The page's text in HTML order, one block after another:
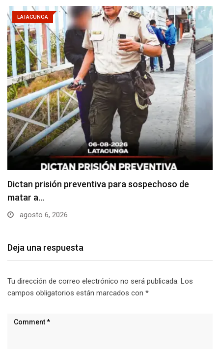
LATACUNGA
Usuarios madrugan y hacen largas filas para
obtener…
agosto 6, 2026
Deja una respuesta
Tu dirección de correo electrónico no será publicada. Los
campos obligatorios están marcados con *